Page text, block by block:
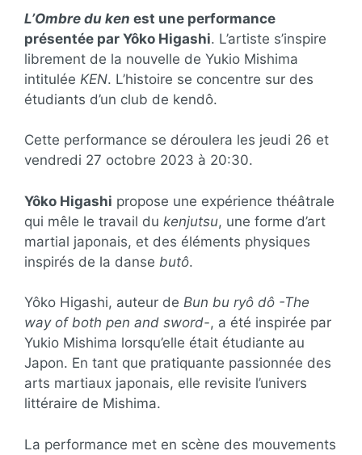
L’Ombre du ken est une performance
présentée par Yôko Higashi. L’artiste s’inspire
librement de la nouvelle de Yukio Mishima
intitulée KEN. L’histoire se concentre sur des
étudiants d’un club de kendô.
Cette performance se déroulera les jeudi 26 et
vendredi 27 octobre 2023 à 20:30.
Yôko Higashi propose une expérience théâtrale
qui mêle le travail du kenjutsu, une forme d’art
martial japonais, et des éléments physiques
inspirés de la danse butô.
Yôko Higashi, auteur de Bun bu ryô dô -The
way of both pen and sword-, a été inspirée par
Yukio Mishima lorsqu’elle était étudiante au
Japon. En tant que pratiquante passionnée des
arts martiaux japonais, elle revisite l’univers
littéraire de Mishima.
La performance met en scène des mouvements